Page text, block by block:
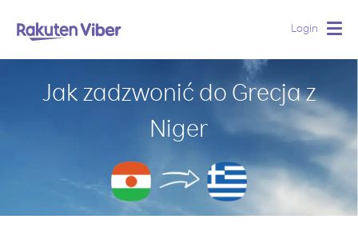
Login
Jak zadzwonić do Grecja z
Niger